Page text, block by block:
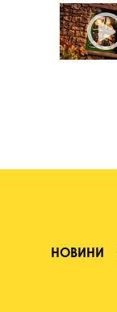
НОВИНИ